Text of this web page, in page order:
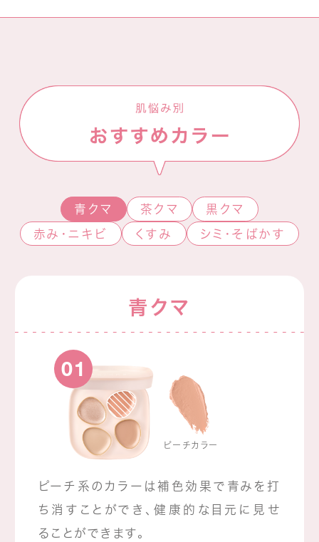
青クマ 茶クマ
黒クマ
赤み・ニキビ
くすみ シミ・そばかす
青クマ
01
ピーチカラー
ピーチ系のカラーは補色効果で青みを打
ち消すことができ、健康的な目元に見せ
ることができます。